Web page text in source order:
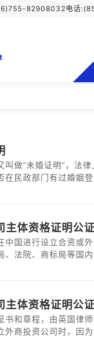
82908032电话:
叫做“未婚证明”，法
在民政部门有过婚姻
主体资格证明公
中国进行设立合资或
、法院、商标局等国
主体资格证明公
书和章程，由英国律
外商投资公司时，因